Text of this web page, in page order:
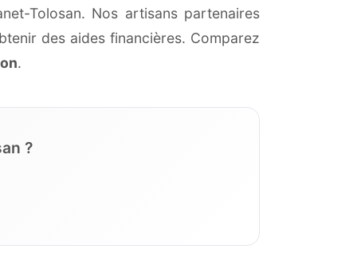
Tolosan. Nos artisans partenaires
des aides financières. Comparez
.
?